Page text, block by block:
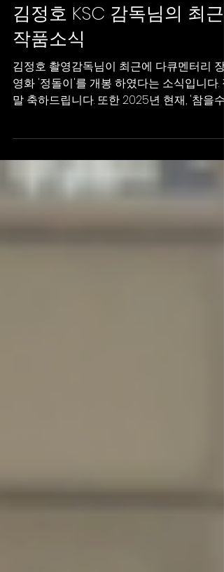
김정호 KSC 감독님의 최근
작품소식
김정호 촬영감독님이 최근에 다큐멘터리 장
영화 '정돌이'를 개봉 하였다는 소식입니다.
말 축하드립니다. 또한 2025년 현재, '참을수